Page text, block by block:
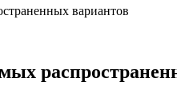
вариантов